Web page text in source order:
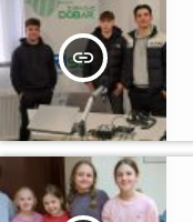
insert_link